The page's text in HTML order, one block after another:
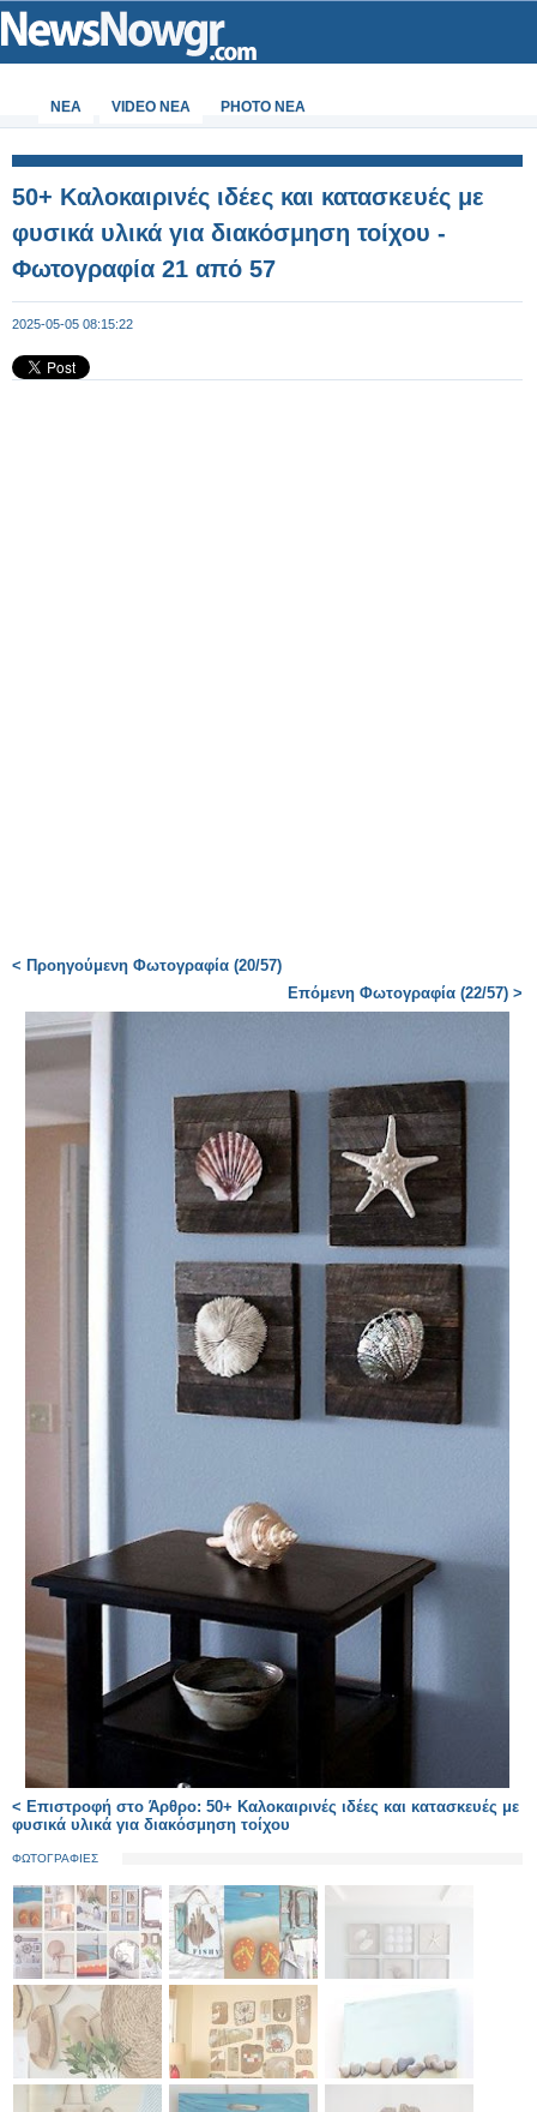
ΝΕΑ VIDEO NEA PHOTO NEA
50+ Καλοκαιρινές ιδέες και κατασκευές με
φυσικά υλικά για διακόσμηση τοίχου -
Φωτογραφία 21 από 57
2025-05-05 08:15:22
< Προηγούμενη Φωτογραφία (20/57)
Επόμενη Φωτογραφία (22/57) >
< Επιστροφή στο Άρθρο: 50+ Καλοκαιρινές ιδέες και κατασκευές με
φυσικά υλικά για διακόσμηση τοίχου
ΦΩΤΟΓΡΑΦΙΕΣ